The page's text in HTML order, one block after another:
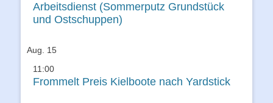
Arbeitsdienst (Sommerputz Grundstück
und Ostschuppen)
Aug. 15
11:00
Frommelt Preis Kielboote nach Yardstick